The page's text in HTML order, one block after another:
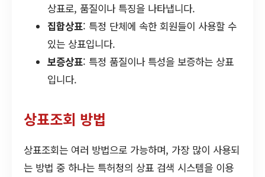
상표로, 품질이나 특징을 나타냅니다.
집합상표: 특정 단체에 속한 회원들이 사용할 수
있는 상표입니다.
보증상표: 특정 품질이나 특성을 보증하는 상표
입니다.
상표조회 방법
상표조회는 여러 방법으로 가능하며, 가장 많이 사용되
는 방법 중 하나는 특허청의 상표 검색 시스템을 이용